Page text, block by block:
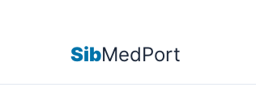
SibMedPort